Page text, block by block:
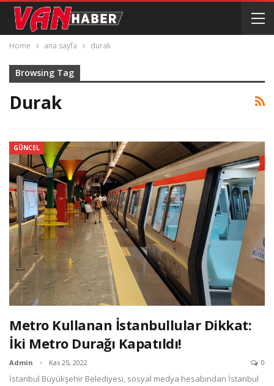
Home ana sayfa durak
Browsing Tag
Durak
GÜNCEL
Metro Kullanan İstanbullular Dikkat:
İki Metro Durağı Kapatıldı!
Admin Kas 25, 2022 0
İstanbul Büyükşehir Belediyesi, sosyal medya hesabından İstanbul